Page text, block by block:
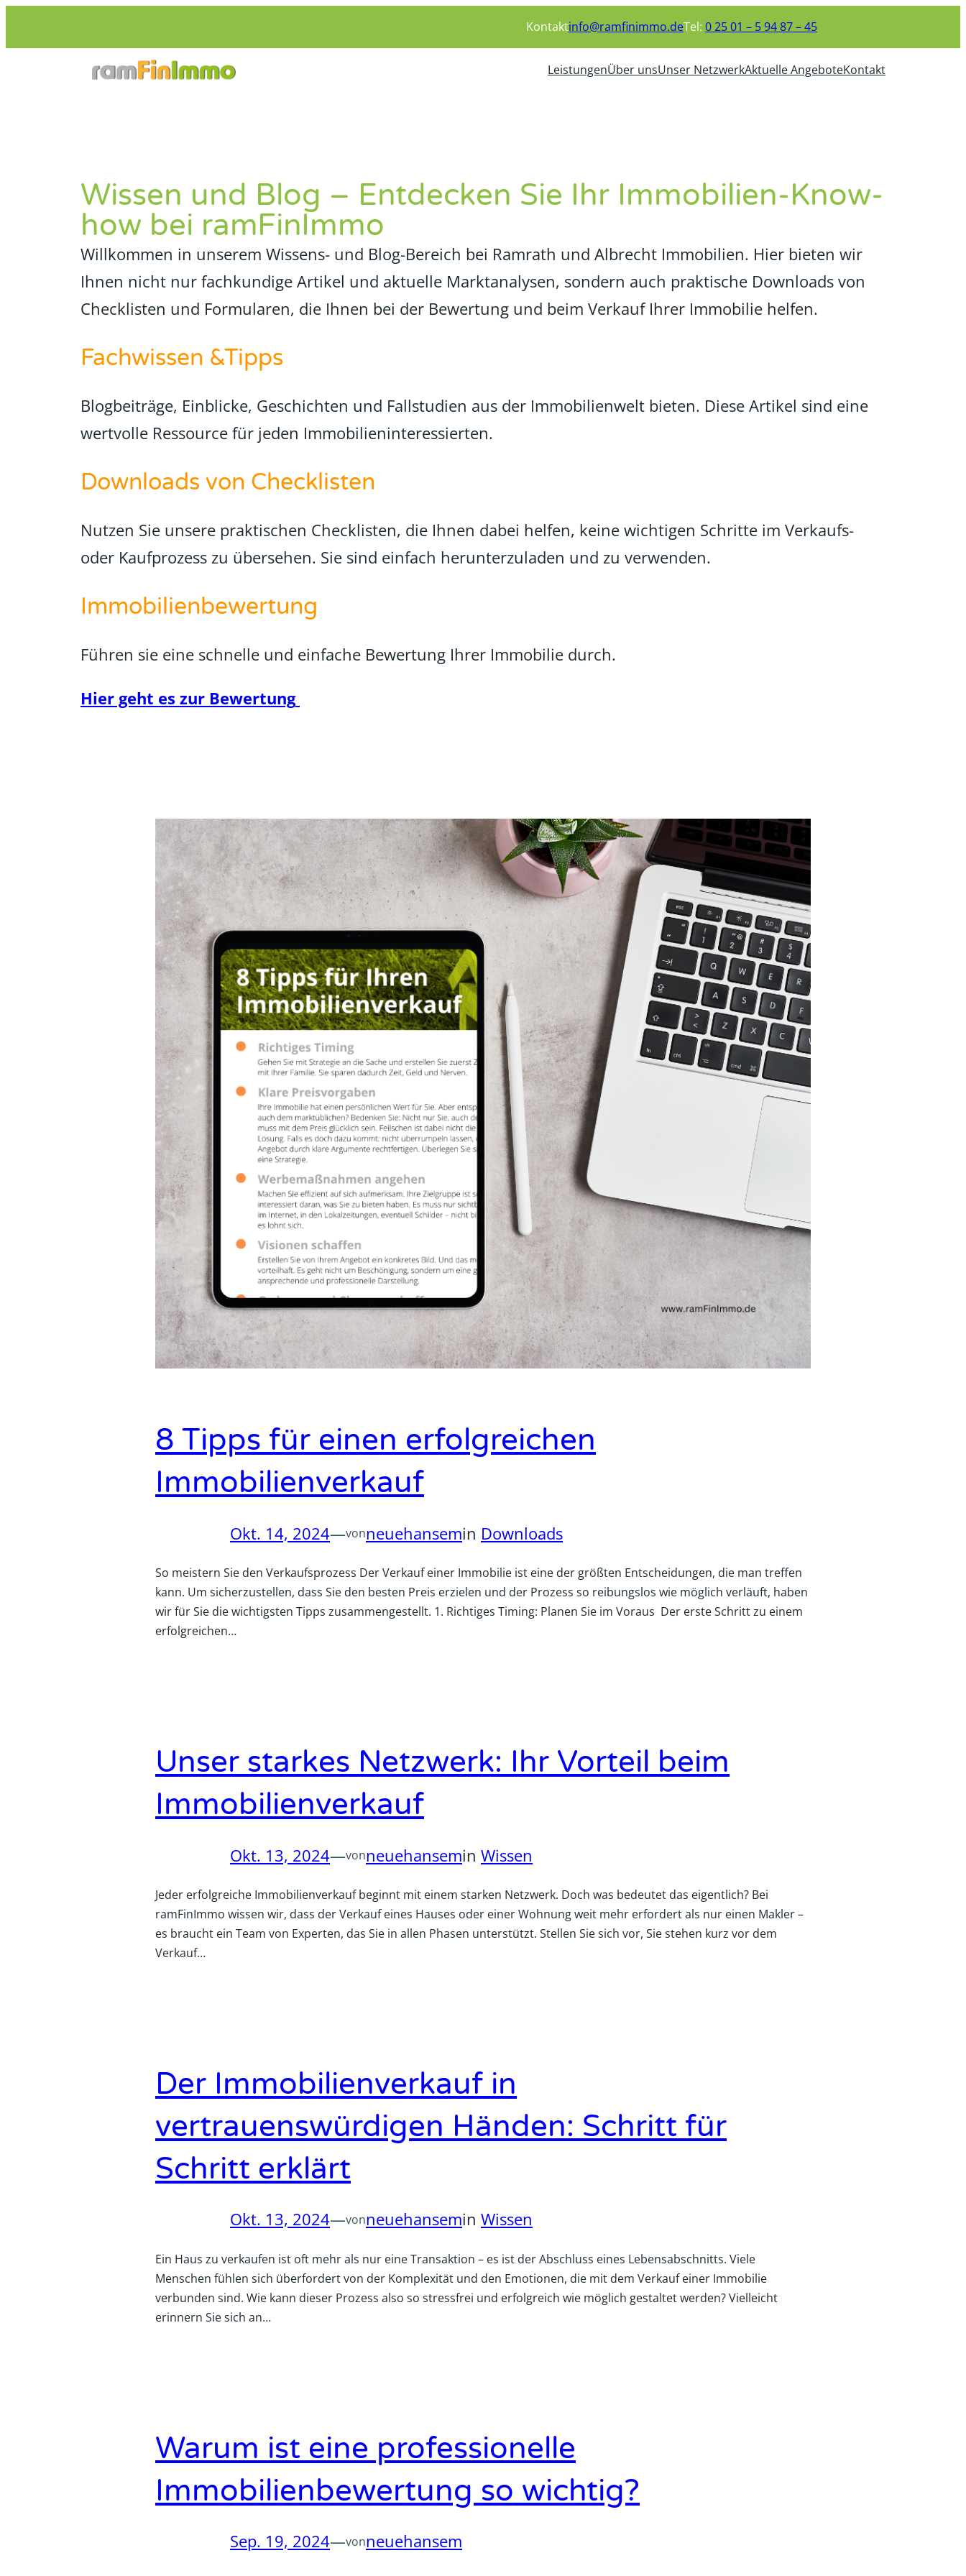
Inhalt
Kontaktinfo@ramfinimmo.deTel: 0 25 01 – 5 94 87 – 45
LeistungenÜber unsUnser NetzwerkAktuelle AngeboteKontakt
Wissen und Blog – Entdecken Sie Ihr Immobilien-Know-
how bei ramFinImmo
Willkommen in unserem Wissens- und Blog-Bereich bei Ramrath und Albrecht Immobilien. Hier bieten wir
Ihnen nicht nur fachkundige Artikel und aktuelle Marktanalysen, sondern auch praktische Downloads von
Checklisten und Formularen, die Ihnen bei der Bewertung und beim Verkauf Ihrer Immobilie helfen.
Fachwissen &Tipps
Blogbeiträge, Einblicke, Geschichten und Fallstudien aus der Immobilienwelt bieten. Diese Artikel sind eine
wertvolle Ressource für jeden Immobilieninteressierten.
Downloads von Checklisten
Nutzen Sie unsere praktischen Checklisten, die Ihnen dabei helfen, keine wichtigen Schritte im Verkaufs-
oder Kaufprozess zu übersehen. Sie sind einfach herunterzuladen und zu verwenden.
Immobilienbewertung
Führen sie eine schnelle und einfache Bewertung Ihrer Immobilie durch.
Hier geht es zur Bewertung
8 Tipps für einen erfolgreichen
Immobilienverkauf
Okt. 14, 2024—vonneuehansemin Downloads
So meistern Sie den Verkaufsprozess Der Verkauf einer Immobilie ist eine der größten Entscheidungen, die man treffen
kann. Um sicherzustellen, dass Sie den besten Preis erzielen und der Prozess so reibungslos wie möglich verläuft, haben
wir für Sie die wichtigsten Tipps zusammengestellt. 1. Richtiges Timing: Planen Sie im Voraus Der erste Schritt zu einem
erfolgreichen…
Unser starkes Netzwerk: Ihr Vorteil beim
Immobilienverkauf
Okt. 13, 2024—vonneuehansemin Wissen
Jeder erfolgreiche Immobilienverkauf beginnt mit einem starken Netzwerk. Doch was bedeutet das eigentlich? Bei
ramFinImmo wissen wir, dass der Verkauf eines Hauses oder einer Wohnung weit mehr erfordert als nur einen Makler –
es braucht ein Team von Experten, das Sie in allen Phasen unterstützt. Stellen Sie sich vor, Sie stehen kurz vor dem
Verkauf…
Der Immobilienverkauf in
vertrauenswürdigen Händen: Schritt für
Schritt erklärt
Okt. 13, 2024—vonneuehansemin Wissen
Ein Haus zu verkaufen ist oft mehr als nur eine Transaktion – es ist der Abschluss eines Lebensabschnitts. Viele
Menschen fühlen sich überfordert von der Komplexität und den Emotionen, die mit dem Verkauf einer Immobilie
verbunden sind. Wie kann dieser Prozess also so stressfrei und erfolgreich wie möglich gestaltet werden? Vielleicht
erinnern Sie sich an…
Warum ist eine professionelle
Immobilienbewertung so wichtig?
Sep. 19, 2024—vonneuehansem